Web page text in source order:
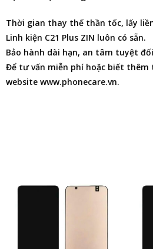
Thời gian thay thế thần tốc, lấy
Linh kiện C21 Plus ZIN luôn có sẵn.
Bảo hành dài hạn, an tâm tuyệt
Để tư vấn miễn phí hoặc biết thêm
website www.phonecare.vn.